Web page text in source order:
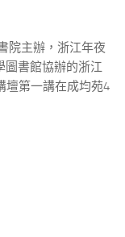
院主辦，浙江年夜
圖書館協辦的浙江
壇第一講在成均苑4